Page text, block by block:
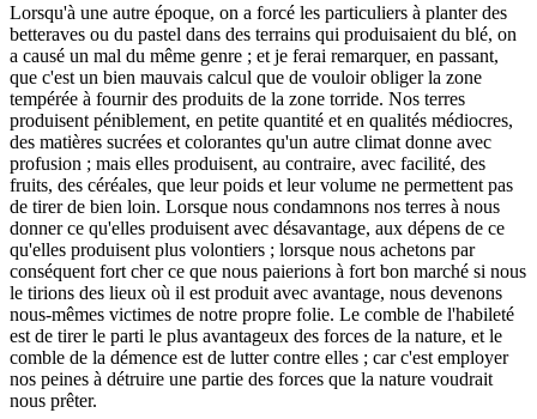
Lorsqu'à une autre époque, on a forcé les particuliers à planter des
betteraves ou du pastel dans des terrains qui produisaient du blé, on
a causé un mal du même genre ; et je ferai remarquer, en passant,
que c'est un bien mauvais calcul que de vouloir obliger la zone
tempérée à fournir des produits de la zone torride. Nos terres
produisent péniblement, en petite quantité et en qualités médiocres,
des matières sucrées et colorantes qu'un autre climat donne avec
profusion ; mais elles produisent, au contraire, avec facilité, des
fruits, des céréales, que leur poids et leur volume ne permettent pas
de tirer de bien loin. Lorsque nous condamnons nos terres à nous
donner ce qu'elles produisent avec désavantage, aux dépens de ce
qu'elles produisent plus volontiers ; lorsque nous achetons par
conséquent fort cher ce que nous paierions à fort bon marché si nous
le tirions des lieux où il est produit avec avantage, nous devenons
nous-mêmes victimes de notre propre folie. Le comble de l'habileté
est de tirer le parti le plus avantageux des forces de la nature, et le
comble de la démence est de lutter contre elles ; car c'est employer
nos peines à détruire une partie des forces que la nature voudrait
nous prêter.